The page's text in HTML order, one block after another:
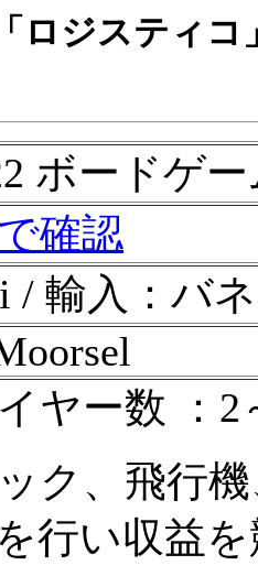
ロジスティコ
ボードゲ
確認
/ 輸入：バ
ヤー数 ：2
ク、飛行
行い収益